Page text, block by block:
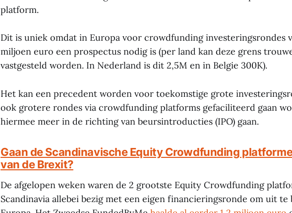
platform.
Dit is uniek omdat in Europa voor crowdfunding investeringsrondes
miljoen euro een prospectus nodig is (per land kan deze grens
vastgesteld worden. In Nederland is dit 2,5M en in Belgie 300K).
Het kan een precedent worden voor toekomstige grote
ook grotere rondes via crowdfunding platforms gefaciliteerd gaan
hiermee meer in de richting van beursintroducties (IPO) gaan.
Gaan de Scandinavische Equity Crowdfunding
van de Brexit?
De afgelopen weken waren de 2 grootste Equity Crowdfunding
Scandinavia allebei bezig met een eigen financieringsronde om uit te